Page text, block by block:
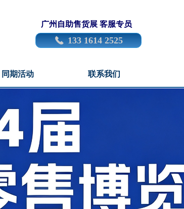
끅 133 1614 2525
广州自助售货展 客服专员
同期活动 联系我们